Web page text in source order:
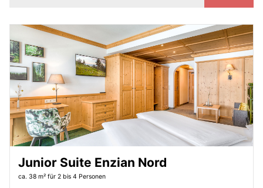
Junior Suite Enzian Nord
ca. 38 m² für 2 bis 4 Personen